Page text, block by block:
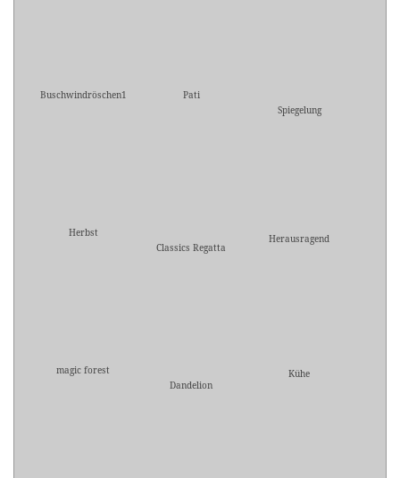
Buschwindröschen1
Pati
Spiegelung
Herbst
Classics Regatta
Herausragend
magic forest
Dandelion
Kühe